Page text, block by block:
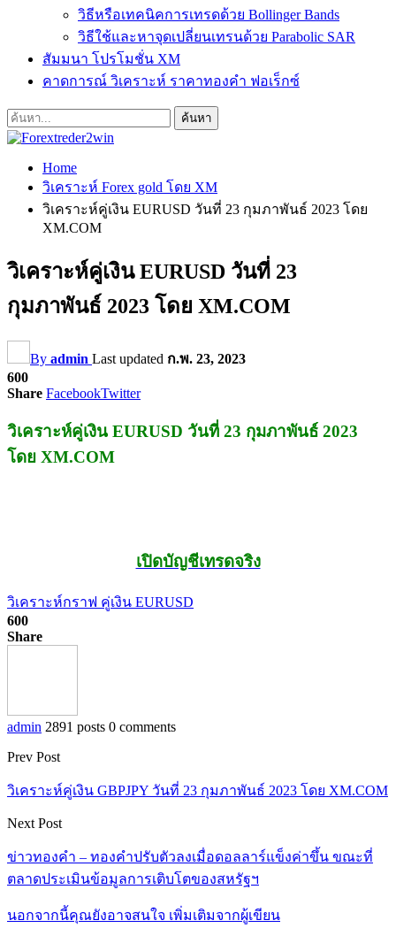
วิธีหรือเทคนิคการเทรดด้วย Bollinger Bands
วิธีใช้และหาจุดเปลี่ยนเทรนด้วย Parabolic SAR
สัมมนา โปรโมชั่น XM
คาดการณ์ วิเคราะห์ ราคาทองคำ ฟอเร็กซ์
Home
วิเคราะห์ Forex gold โดย XM
วิเคราะห์คู่เงิน EURUSD วันที่ 23 กุมภาพันธ์ 2023 โดย
XM.COM
วิเคราะห์คู่เงิน EURUSD วันที่ 23
กุมภาพันธ์ 2023 โดย XM.COM
By admin Last updated ก.พ. 23, 2023
600
Share FacebookTwitter
วิเคราะห์คู่เงิน EURUSD วันที่ 23 กุมภาพันธ์ 2023
โดย XM.COM
เปิดบัญชีเทรดจริง
วิเคราะห์กราฟ คู่เงิน EURUSD
600
Share
admin 2891 posts 0 comments
Prev Post
วิเคราะห์คู่เงิน GBPJPY วันที่ 23 กุมภาพันธ์ 2023 โดย XM.COM
Next Post
ข่าวทองคำ – ทองคำปรับตัวลงเมื่อดอลลาร์แข็งค่าขึ้น ขณะที่
ตลาดประเมินข้อมูลการเติบโตของสหรัฐฯ
นอกจากนี้คุณยังอาจสนใจ เพิ่มเติมจากผู้เขียน